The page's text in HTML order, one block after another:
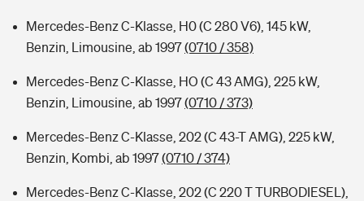
Mercedes-Benz C-Klasse, H0 (C 280 V6), 145 kW,
Benzin, Limousine, ab 1997(0710 / 358)
Mercedes-Benz C-Klasse, HO (C 43 AMG), 225 kW,
Benzin, Limousine, ab 1997(0710 / 373)
Mercedes-Benz C-Klasse, 202 (C 43-T AMG), 225 kW,
Benzin, Kombi, ab 1997(0710 / 374)
Mercedes-Benz C-Klasse, 202 (C 220 T TURBODIESEL),